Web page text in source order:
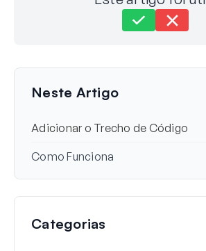
Última Atualização em 12 de ago. de
Neste Artigo
Adicionar o Trecho de Código
Como Funciona
Categorias